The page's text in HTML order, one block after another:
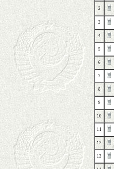
2
3
4
5
6
7
8
9
10
11
12
13